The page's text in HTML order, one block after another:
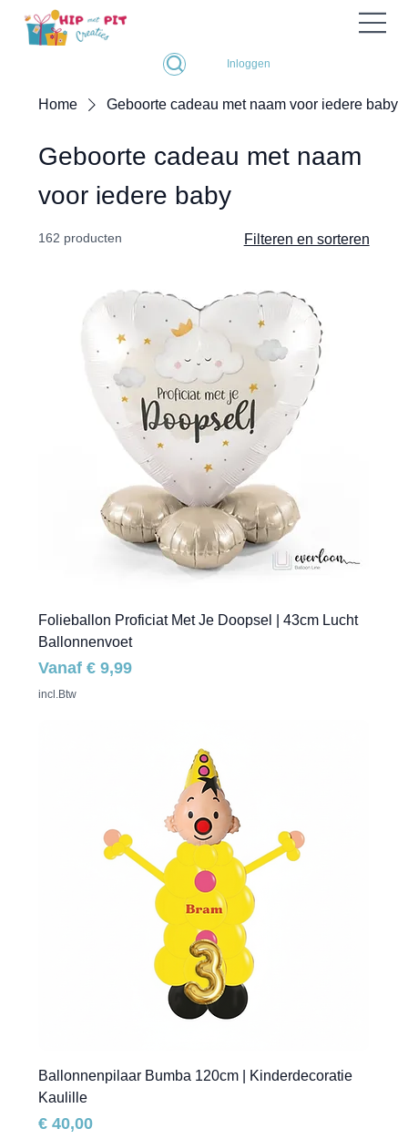
Inloggen
Home Geboorte cadeau met naam voor iedere baby
Geboorte cadeau met naam
voor iedere baby
162 producten Filteren en sorteren
Folieballon Proficiat Met Je Doopsel | 43cm Lucht
Ballonnenvoet
Vanaf€ 9,99
Verkoopprijs
incl.Btw
Ballonnenpilaar Bumba 120cm | Kinderdecoratie
Kaulille
Prijs
€ 40,00